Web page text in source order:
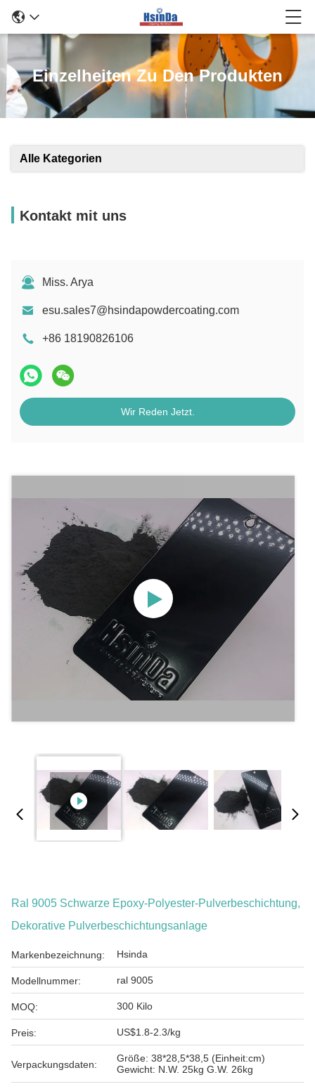
Einzelheiten Zu Den Produkten
Alle Kategorien
Kontakt mit uns
Miss. Arya
esu.sales7@hsindapowdercoating.com
+86 18190826106
Wir Reden Jetzt.
Ral 9005 Schwarze Epoxy-Polyester-Pulverbeschichtung,
Dekorative Pulverbeschichtungsanlage
Markenbezeichnung: Hsinda
Modellnummer: ral 9005
MOQ: 300 Kilo
Preis: US$1.8-2.3/kg
Verpackungsdaten:
Größe: 38*28,5*38,5 (Einheit:cm)
Gewicht: N.W. 25kg G.W. 26kg